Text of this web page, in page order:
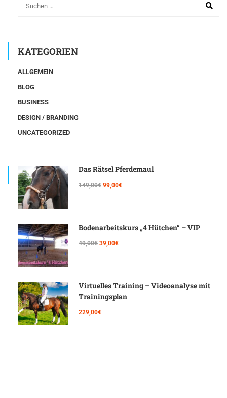
KATEGORIEN
ALLGEMEIN
BLOG
BUSINESS
DESIGN / BRANDING
UNCATEGORIZED
Das Rätsel Pferdemaul
149,00€ 99,00€
Bodenarbeitskurs „4 Hütchen“ – VIP
49,00€ 39,00€
Virtuelles Training – Videoanalyse mit
Trainingsplan
229,00€